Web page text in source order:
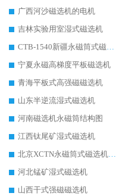
广西河沙磁选机的电机
吉林实验用室湿式磁选机
CTB-1540新疆永磁筒式磁选机
宁夏永磁高梯度平板磁选机
青海平板式高强磁磁选机
山东半逆流湿式磁选机
河南磁选机永磁筒结构图
江西钛尾矿湿式磁选机
北京XCTN永磁筒式磁选机磁块位置
河北锰矿湿式磁选机
山西干式强磁磁选机